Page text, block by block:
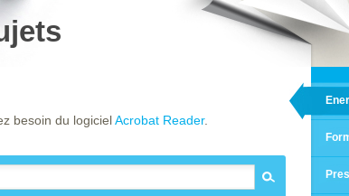
besoin du logicielAcrobat Reader.